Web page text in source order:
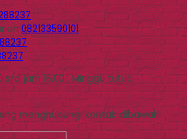
082133590101
s/d jam 16.00 , Minggu tutup
menghubungi kontak dibawah: